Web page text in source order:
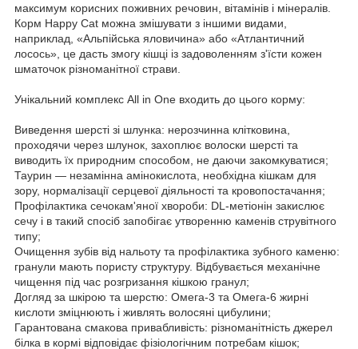
максимум корисних поживних речовин, вітамінів і мінералів.
Корм Happy Cat можна змішувати з іншими видами,
наприклад, «Альпійська яловичина» або «Атлантичний
лосось», це дасть змогу кішці із задоволенням з'їсти кожен
шматочок різноманітної страви.
Унікальний комплекс All in One входить до цього корму:
Виведення шерсті зі шлунка: нерозчинна клітковина,
проходячи через шлунок, захоплює волоски шерсті та
виводить їх природним способом, не даючи закомкуватися;
Таурин — незамінна амінокислота, необхідна кішкам для
зору, нормалізації серцевої діяльності та кровопостачання;
Профілактика сечокам'яної хвороби: DL-метіонін закислює
сечу і в такий спосіб запобігає утворенню каменів струвітного
типу;
Очищення зубів від нальоту та профілактика зубного каменю:
гранули мають пористу структуру. Відбувається механічне
чищення під час розгризання кішкою гранул;
Догляд за шкірою та шерстю: Омега-3 та Омега-6 жирні
кислоти зміцнюють і живлять волосяні цибулини;
Гарантована смакова привабливість: різноманітність джерел
білка в кормі відповідає фізіологічним потребам кішок;